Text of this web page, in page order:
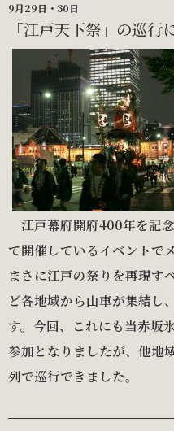
9月29日・30日
「江戸天下祭」の巡行
江戸幕府開府400年を記
て開催しているイベントで
まさに江戸の祭りを再現す
ど各地域から山車が集結し
す。今回、これにも当赤坂
参加となりましたが、他地
列で巡行できました。